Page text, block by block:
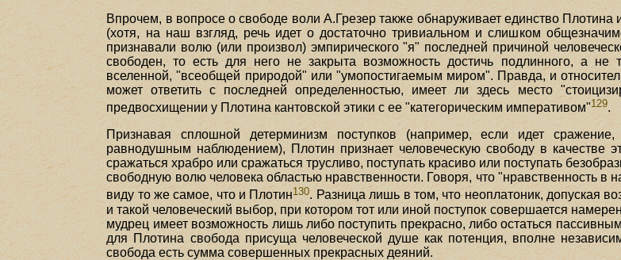
Впрочем, в вопросе о свободе воли А.Грезер также обнаруживает единство
(хотя, на наш взгляд, речь идет о достаточно тривиальном и слишком
признавали волю (или произвол) эмпирического "я" последней причиной
свободен, то есть для него не закрыта возможность достичь подлинного, а не
вселенной, "всеобщей природой" или "умопостигаемым миром". Правда, и
может ответить с последней определенностью, имеет ли здесь место
предвосхищении у Плотина кантовской этики с ее "категорическим императивом"129.
Признавая сплошной детерминизм поступков (например, если идет
равнодушным наблюдением), Плотин признает человеческую свободу в качестве
сражаться храбро или сражаться трусливо, поступать красиво или поступать
свободную волю человека областью нравственности. Говоря, что "нравственность
виду то же самое, что и Плотин130. Разница лишь в том, что неоплатоник, допуская
и такой человеческий выбор, при котором тот или иной поступок совершается
мудрец имеет возможность лишь либо поступить прекрасно, либо остаться
для Плотина свобода присуща человеческой душе как потенция, вполне
свобода есть сумма совершенных прекрасных деяний.